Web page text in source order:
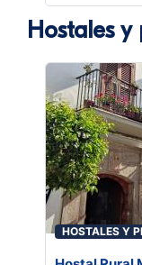
Hostales
HOSTALES Y